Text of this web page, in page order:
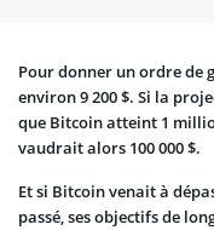
Pour donner un ordre de
environ 9 200 $. Si la
que Bitcoin atteint 1
vaudrait alors 100 000 $.
Et si Bitcoin venait à
passé, ses objectifs de